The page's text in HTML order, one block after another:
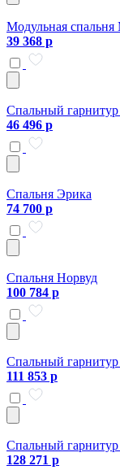
Модульная
39 368 р
Спальный
46 496 р
Спальня Эрика
74 700 р
Спальня Норвуд
100 784 р
Спальный
111 853 р
Спальный
128 271 р